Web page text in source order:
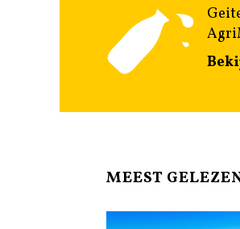
MEEST